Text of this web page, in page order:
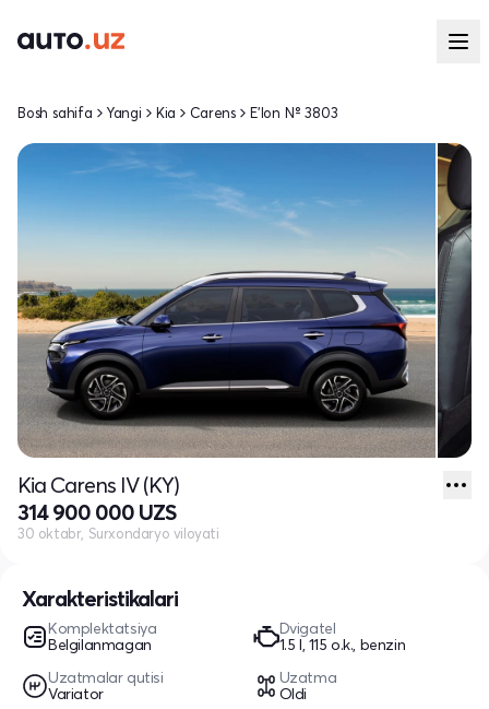
Xarakteristikalari
Komplektatsiya
Belgilanmagan
Dvigatel
1.5 l, 115 o.k., benzin
Uzatmalar qutisi
Variator
Uzatma
Oldi
Bosh sahifa Yangi Kia Carens E'lon № 3803
Kia Carens IV (KY)
314 900 000 UZS
30 oktabr, Surxondaryo viloyati